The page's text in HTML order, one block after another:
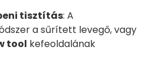
tisztítás: A
a sűrített levegő, vagy
tool kefeoldalának